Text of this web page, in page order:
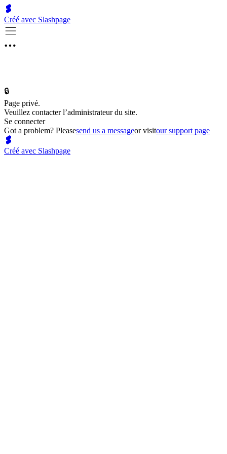
Créé avec Slashpage
🔒
Page privé.
Veuillez contacter l’administrateur du site.
Se connecter
Got a problem? Pleasesend us a messageor visitour support page
Créé avec Slashpage